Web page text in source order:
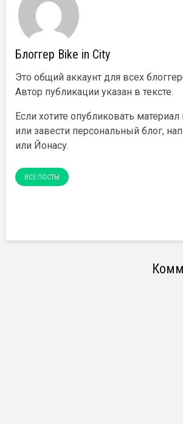
Блоггер Bike in City
Это общий аккаунт для всех
Автор публикации указан в тексте.
Если хотите опубликовать
или завести персональный блог,
или Йонасу.
ВСЕ ПОСТЫ